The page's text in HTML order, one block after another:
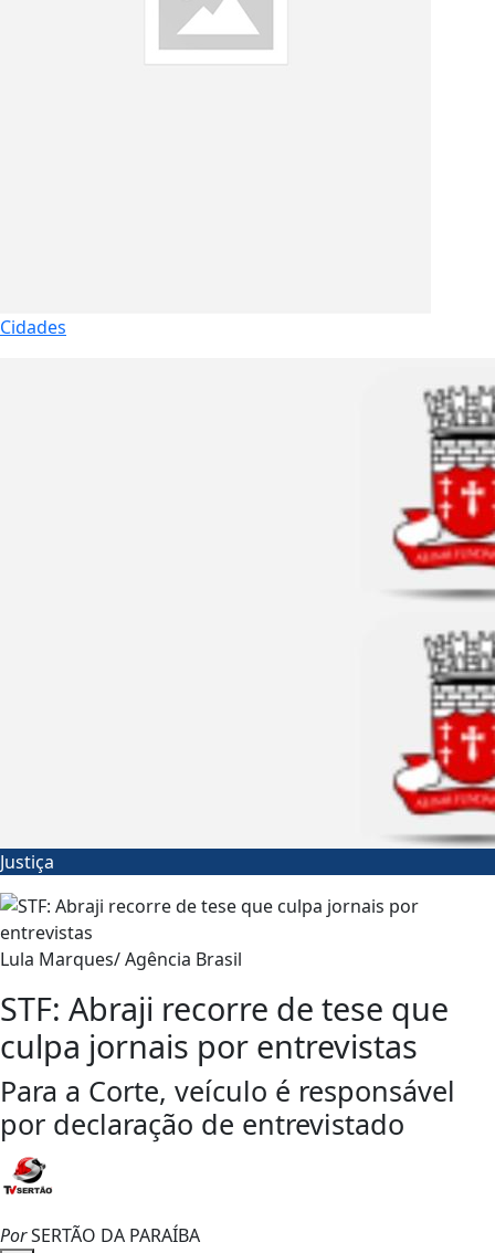
Cidades
Justiça
Lula Marques/ Agência Brasil
STF: Abraji recorre de tese que
culpa jornais por entrevistas
Para a Corte, veículo é responsável
por declaração de entrevistado
PorSERTÃO DA PARAÍBA